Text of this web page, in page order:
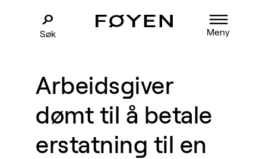
Søk Meny
Arbeidsgiver
dømt til å betale
erstatning til en